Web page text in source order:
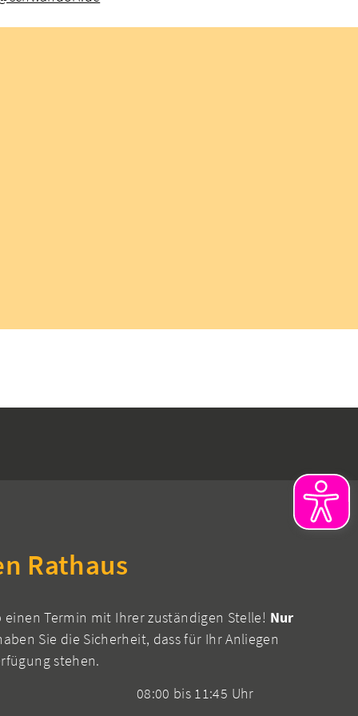
Rathaus
Termin mit Ihrer zuständigen Stelle! Nur
Sie die Sicherheit, dass für Ihr Anliegen
stehen.
08:00 bis 11:45 Uhr